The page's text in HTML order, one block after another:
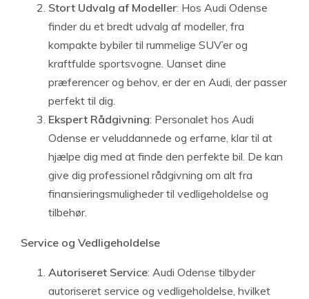
Stort Udvalg af Modeller: Hos Audi Odense
finder du et bredt udvalg af modeller, fra
kompakte bybiler til rummelige SUV’er og
kraftfulde sportsvogne. Uanset dine
præferencer og behov, er der en Audi, der passer
perfekt til dig.
Ekspert Rådgivning: Personalet hos Audi
Odense er veluddannede og erfarne, klar til at
hjælpe dig med at finde den perfekte bil. De kan
give dig professionel rådgivning om alt fra
finansieringsmuligheder til vedligeholdelse og
tilbehør.
Service og Vedligeholdelse
Autoriseret Service: Audi Odense tilbyder
autoriseret service og vedligeholdelse, hvilket